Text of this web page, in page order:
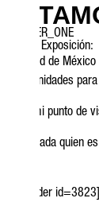
@ANXTER_ONE
Sobre la Exposición:
La Ciudad de
y oportunidades
Desde mi punto de
Si bien cada quien
[metaslider id=3823]